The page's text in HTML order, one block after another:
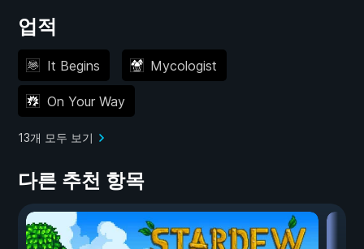
업적
It Begins Mycologist
On Your Way
13개 모두 보기
다른 추천 항목